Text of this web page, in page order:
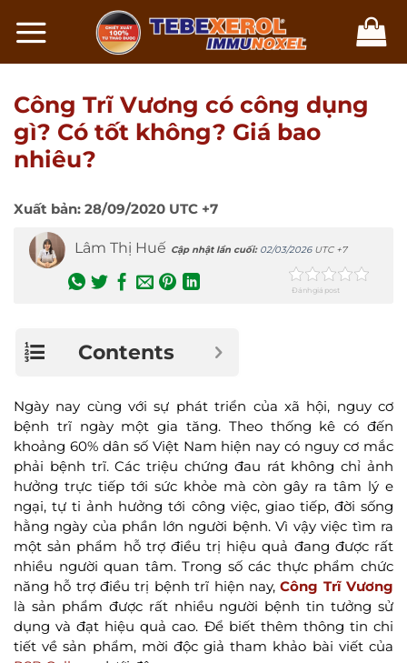
đến
Công Trĩ Vương có công dụng
gì? Có tốt không? Giá bao
nhiêu?
Xuất bản: 28/09/2020 UTC +7
Lâm Thị Huế Cập nhật lần cuối: 02/03/2026UTC +7
Đánh giá post
Contents
Ngày nay cùng với sự phát triển của xã hội, nguy cơ
bệnh trĩ ngày một gia tăng. Theo thống kê có đến
khoảng 60% dân số Việt Nam hiện nay có nguy cơ mắc
phải bệnh trĩ. Các triệu chứng đau rát không chỉ ảnh
hưởng trực tiếp tới sức khỏe mà còn gây ra tâm lý e
ngại, tự ti ảnh hưởng tới công việc, giao tiếp, đời sống
hằng ngày của phần lớn người bệnh. Vì vậy việc tìm ra
một sản phẩm hỗ trợ điều trị hiệu quả đang được rất
nhiều người quan tâm. Trong số các thực phẩm chức
năng hỗ trợ điều trị bệnh trĩ hiện nay,Công Trĩ Vương
là sản phẩm được rất nhiều người bệnh tin tưởng sử
dụng và đạt hiệu quả cao. Để biết thêm thông tin chi
tiết về sản phẩm, mời độc giả tham khảo bài viết của